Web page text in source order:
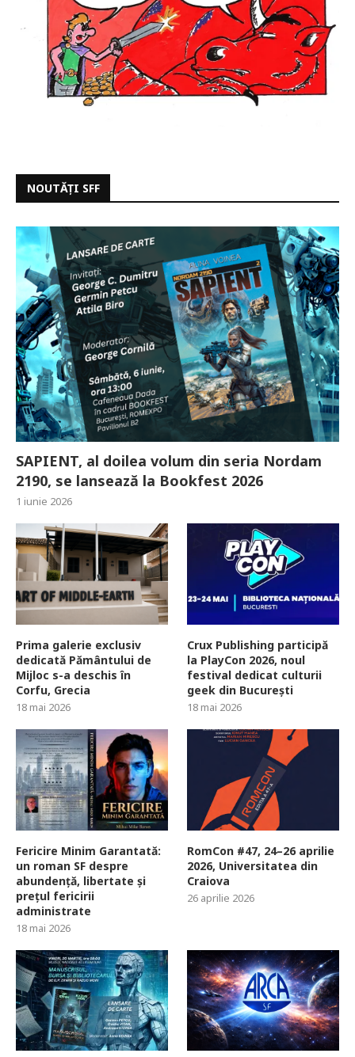
NOUTĂȚI SFF
SAPIENT, al doilea volum din seria Nordam
2190, se lansează la Bookfest 2026
1 iunie 2026
Prima galerie exclusiv
dedicată Pământului de
Mijloc s-a deschis în
Corfu, Grecia
18 mai 2026
Crux Publishing participă
la PlayCon 2026, noul
festival dedicat culturii
geek din București
18 mai 2026
Fericire Minim Garantată:
un roman SF despre
abundență, libertate și
prețul fericirii
administrate
18 mai 2026
RomCon #47, 24–26 aprilie
2026, Universitatea din
Craiova
26 aprilie 2026